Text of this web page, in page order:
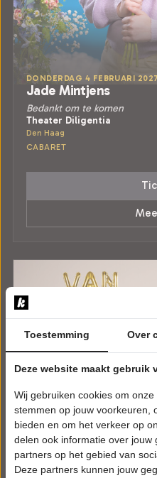
DONDERDAG 4 FEBRUARI
Jade Mintjens
Bedankt om te komen
Theater Diligentia
Den Haag
CABARET
Toestemming Over
Deze website maakt gebruik
Wij gebruiken cookies om
stemmen op jouw voorkeuren,
bieden en om het verkeer op
delen ook informatie over
partners op het gebied van
Deze partners kunnen jouw